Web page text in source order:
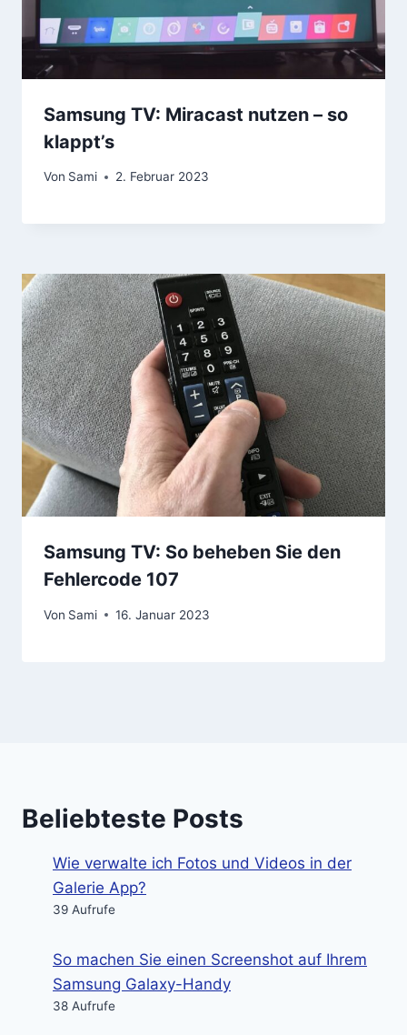
Samsung TV: Miracast nutzen – so
klappt’s
Von Sami 2. Februar 2023
Samsung TV: So beheben Sie den
Fehlercode 107
Von Sami 16. Januar 2023
Beliebteste Posts
Wie verwalte ich Fotos und Videos in der
Galerie App?
39 Aufrufe
So machen Sie einen Screenshot auf Ihrem
Samsung Galaxy-Handy
38 Aufrufe